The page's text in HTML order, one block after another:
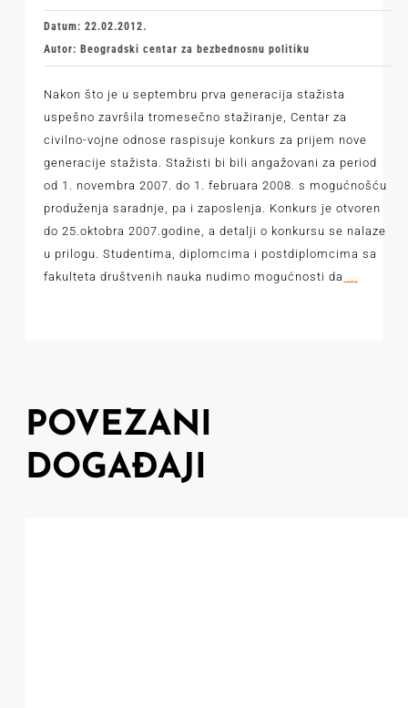
Datum: 22.02.2012.
Autor: Beogradski centar za bezbednosnu politiku
Nakon što je u septembru prva generacija stažista
uspešno završila tromesečno stažiranje, Centar za
civilno-vojne odnose raspisuje konkurs za prijem nove
generacije stažista. Stažisti bi bili angažovani za period
od 1. novembra 2007. do 1. februara 2008. s mogućnošću
produženja saradnje, pa i zaposlenja. Konkurs je otvoren
do 25.oktobra 2007.godine, a detalji o konkursu se nalaze
u prilogu. Studentima, diplomcima i postdiplomcima sa
fakulteta društvenih nauka nudimo mogućnosti da ...
POVEZANI
DOGAĐAJI